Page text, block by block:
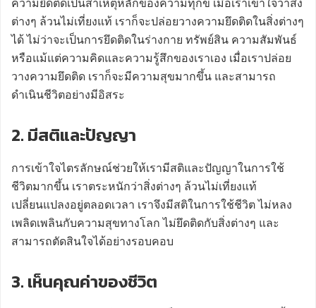
ความยึดติดเป็นสาเหตุหลักของความทุกข์ เมื่อเราเข้าใจว่าสิ่ง
ต่างๆ ล้วนไม่เที่ยงแท้ เราก็จะปล่อยวางความยึดติดในสิ่งต่างๆ
ได้ ไม่ว่าจะเป็นการยึดติดในร่างกาย ทรัพย์สิน ความสัมพันธ์
หรือแม้แต่ความคิดและความรู้สึกของเราเอง เมื่อเราปล่อย
วางความยึดติด เราก็จะมีความสุขมากขึ้น และสามารถ
ดำเนินชีวิตอย่างมีอิสระ
2. มีสติและปัญญา
การเข้าใจไตรลักษณ์ช่วยให้เรามีสติและปัญญาในการใช้
ชีวิตมากขึ้น เราตระหนักว่าสิ่งต่างๆ ล้วนไม่เที่ยงแท้
เปลี่ยนแปลงอยู่ตลอดเวลา เราจึงมีสติในการใช้ชีวิต ไม่หลง
เพลิดเพลินกับความสุขทางโลก ไม่ยึดติดกับสิ่งต่างๆ และ
สามารถตัดสินใจได้อย่างรอบคอบ
3. เห็นคุณค่าของชีวิต